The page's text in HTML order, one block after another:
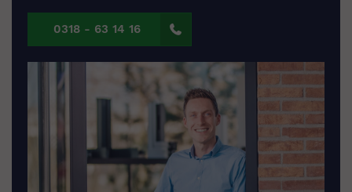
0318 - 63 14 16